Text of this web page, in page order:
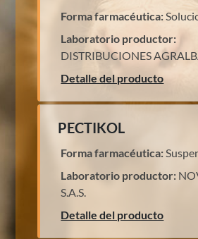
Forma farmacéutica:
Laboratorio productor:
DISTRIBUCIONES
Detalle del producto
PECTIKOL
Forma farmacéutica:
Laboratorio productor:
S.A.S.
Detalle del producto